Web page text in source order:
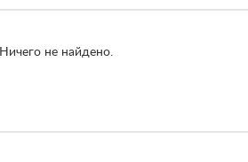
Ничего не найдено.